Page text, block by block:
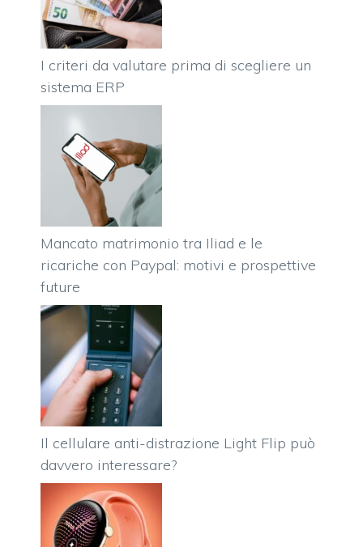
I criteri da valutare prima di scegliere un
sistema ERP
Mancato matrimonio tra Iliad e le
ricariche con Paypal: motivi e prospettive
future
Il cellulare anti-distrazione Light Flip può
davvero interessare?